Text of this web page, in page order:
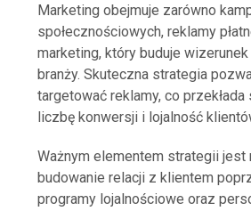
Marketing obejmuje zarówno
społecznościowych, reklamy
marketing, który buduje
branży. Skuteczna strategia
targetować reklamy, co
liczbę konwersji i lojalność
Ważnym elementem strategii jest
budowanie relacji z klientem
programy lojalnościowe oraz